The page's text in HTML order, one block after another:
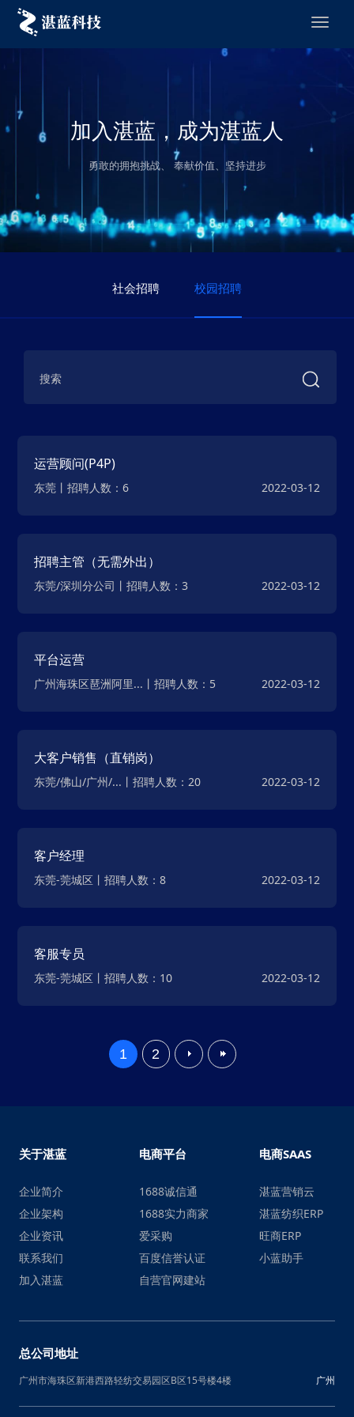
切
换
加入湛蓝，成为湛蓝人
勇敢的拥抱挑战、 奉献价值、坚持进步
社会招聘 校园招聘
运营顾问(P4P)
东莞丨招聘人数：6 2022-03-12
招聘主管（无需外出）
东莞/深圳分公司丨招聘人数：3 2022-03-12
平台运营
广州海珠区琶洲阿里...丨招聘人数：5 2022-03-12
大客户销售（直销岗）
东莞/佛山/广州/...丨招聘人数：20 2022-03-12
客户经理
东莞-莞城区丨招聘人数：8 2022-03-12
客服专员
东莞-莞城区丨招聘人数：10 2022-03-12
1 2
关于湛蓝
企业简介
企业架构
企业资讯
联系我们
加入湛蓝
电商平台
1688诚信通
1688实力商家
爱采购
百度信誉认证
自营官网建站
电商SAAS
湛蓝营销云
湛蓝纺织ERP
旺商ERP
小蓝助手
总公司地址
广州
广州市海珠区新港西路轻纺交易园区B区15号楼4楼